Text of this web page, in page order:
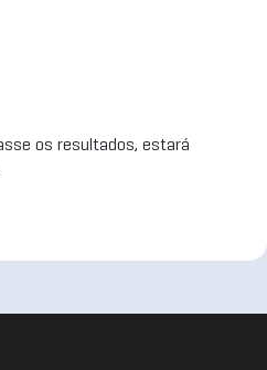
os resultados, estará